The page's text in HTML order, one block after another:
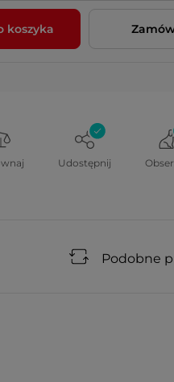
koszyka
Udostępnij
Podobne